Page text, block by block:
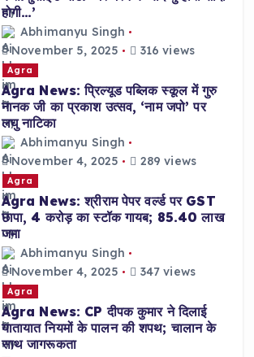
होगी…’
Abhimanyu Singh
November 5, 2025
316 views
Agra
Agra News: प्रिल्यूड पब्लिक स्कूल में गुरु
नानक जी का प्रकाश उत्सव, ‘नाम जपो’ पर
लघु नाटिका
Abhimanyu Singh
November 4, 2025
289 views
Agra
Agra News: श्रीराम पेपर वर्ल्ड पर GST
छापा, 4 करोड़ का स्टॉक गायब; 85.40 लाख
जमा
Abhimanyu Singh
November 4, 2025
347 views
Agra
Agra News: CP दीपक कुमार ने दिलाई
यातायात नियमों के पालन की शपथ; चालान के
साथ जागरूकता